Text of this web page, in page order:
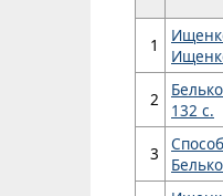
1
2
132 с.
3